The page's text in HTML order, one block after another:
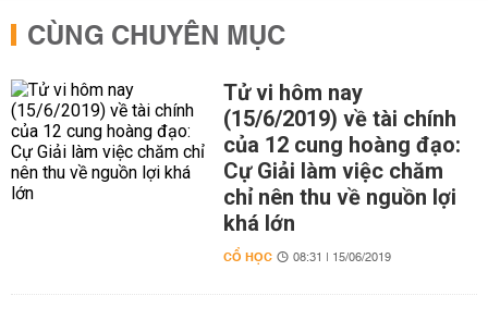
CÙNG CHUYÊN MỤC
Tử vi hôm nay
(15/6/2019) về tài chính
của 12 cung hoàng đạo:
Cự Giải làm việc chăm
chỉ nên thu về nguồn lợi
khá lớn
CỔ HỌC 08:31 | 15/06/2019